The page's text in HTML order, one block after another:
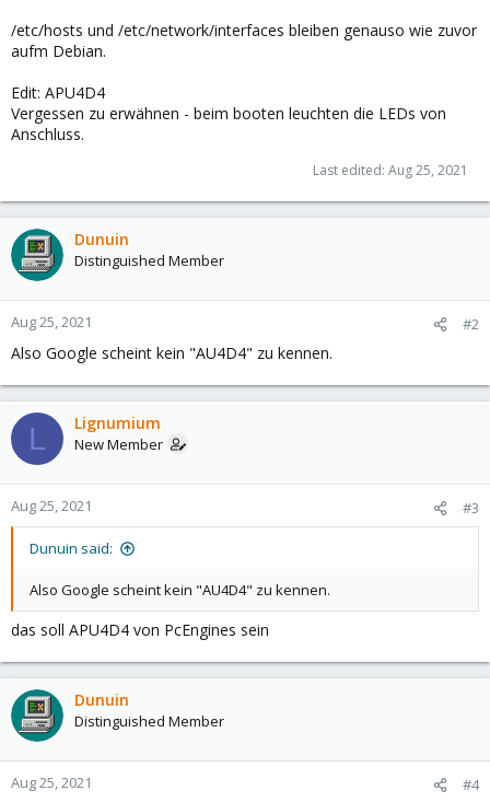
/etc/hosts und /etc/network/interfaces bleiben genauso wie zuvor
aufm Debian.
Edit: APU4D4
Vergessen zu erwähnen - beim booten leuchten die LEDs von
Anschluss.
Last edited: Aug 25, 2021
Dunuin
Distinguished Member
Aug 25, 2021 #2
Also Google scheint kein "AU4D4" zu kennen.
L Lignumium
New Member
Aug 25, 2021 #3
Dunuin said:
Also Google scheint kein "AU4D4" zu kennen.
das soll APU4D4 von PcEngines sein
Dunuin
Distinguished Member
Aug 25, 2021 #4